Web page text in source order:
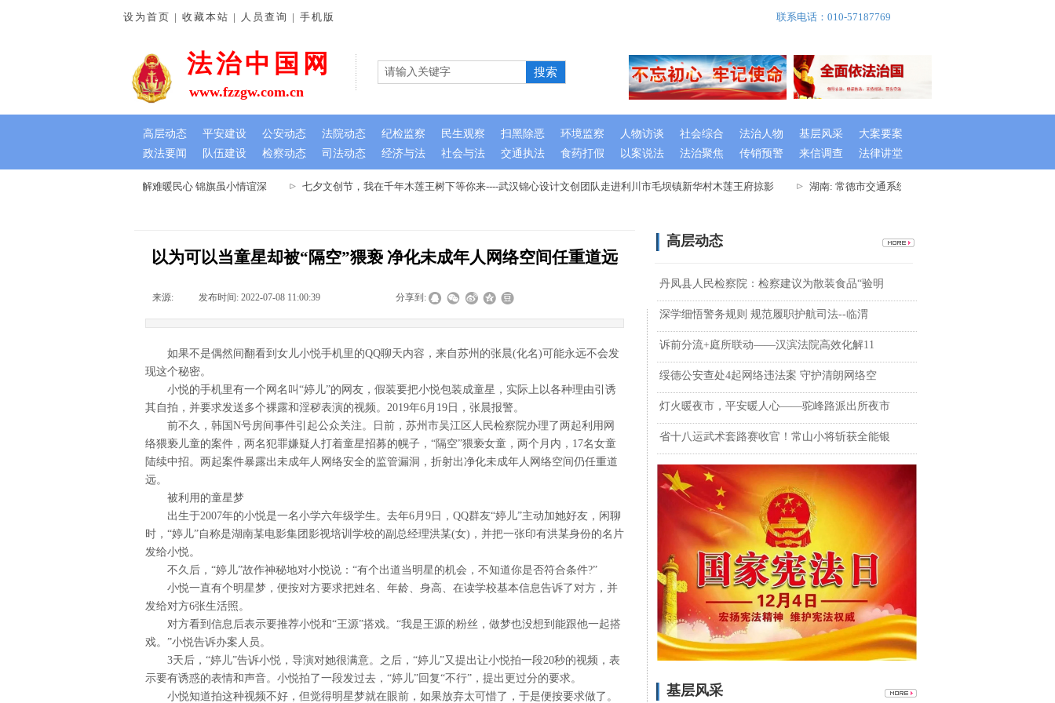
河南通许法院：排忧解难暖民心 锦旗虽小情谊深 七夕文创节，我在千年木莲王树下等你来----武汉锦心设计文创团队走进利川市毛坝镇新华村木莲王府掠影 湖南: 常德市交通系统举办出租车驾驶员创文专题培训班
法治中国网
政法要闻 队伍建设 检察动态 司法动态 经济与法 社会与法 交通执法 食药打假 以案说法 法治聚焦 传销预警 来信调查 法律讲堂
设为首页 | 收藏本站 | 人员查询 | 手机版 联系电话：010-57187769
搜索
www.fzzgw.com.cn
高层动态 平安建设 公安动态 法院动态 纪检监察 民生观察 扫黑除恶 环境监察 人物访谈 社会综合 法治人物 基层风采 大案要案
高层动态
以为可以当童星却被“隔空”猥亵 净化未成年人网络空间任重道远
来源: 发布时间: 2022-07-08 11:00:39 分享到:
如果不是偶然间翻看到女儿小悦手机里的QQ聊天内容，来自苏州的张晨(化名)可能永远不会发
现这个秘密。
小悦的手机里有一个网名叫“婷儿”的网友，假装要把小悦包装成童星，实际上以各种理由引诱
其自拍，并要求发送多个裸露和淫秽表演的视频。2019年6月19日，张晨报警。
前不久，韩国N号房间事件引起公众关注。日前，苏州市吴江区人民检察院办理了两起利用网
络猥亵儿童的案件，两名犯罪嫌疑人打着童星招募的幌子，“隔空”猥亵女童，两个月内，17名女童
陆续中招。两起案件暴露出未成年人网络安全的监管漏洞，折射出净化未成年人网络空间仍任重道
远。
被利用的童星梦
出生于2007年的小悦是一名小学六年级学生。去年6月9日，QQ群友“婷儿”主动加她好友，闲聊
时，“婷儿”自称是湖南某电影集团影视培训学校的副总经理洪某(女)，并把一张印有洪某身份的名片
发给小悦。
不久后，“婷儿”故作神秘地对小悦说：“有个出道当明星的机会，不知道你是否符合条件?”
小悦一直有个明星梦，便按对方要求把姓名、年龄、身高、在读学校基本信息告诉了对方，并
发给对方6张生活照。
对方看到信息后表示要推荐小悦和“王源”搭戏。“我是王源的粉丝，做梦也没想到能跟他一起搭
戏。”小悦告诉办案人员。
3天后，“婷儿”告诉小悦，导演对她很满意。之后，“婷儿”又提出让小悦拍一段20秒的视频，表
示要有诱惑的表情和声音。小悦拍了一段发过去，“婷儿”回复“不行”，提出更过分的要求。
小悦知道拍这种视频不好，但觉得明星梦就在眼前，如果放弃太可惜了，于是便按要求做了。
丹凤县人民检察院：检察建议为散装食品“验明
深学细悟警务规则 规范履职护航司法--临渭
诉前分流+庭所联动——汉滨法院高效化解11
绥德公安查处4起网络违法案 守护清朗网络空
灯火暖夜市，平安暖人心——驼峰路派出所夜市
省十八运武术套路赛收官！常山小将斩获全能银
基层风采